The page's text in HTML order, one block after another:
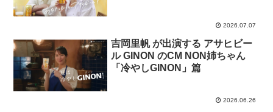
2026.07.07
吉岡里帆 が出演する アサヒビー
ル GINON のCM NON姉ちゃん
「冷やしGINON」篇
2026.06.26